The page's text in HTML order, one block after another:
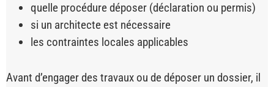
quelle procédure déposer (déclaration ou permis)
si un architecte est nécessaire
les contraintes locales applicables
Avant d’engager des travaux ou de déposer un dossier, il